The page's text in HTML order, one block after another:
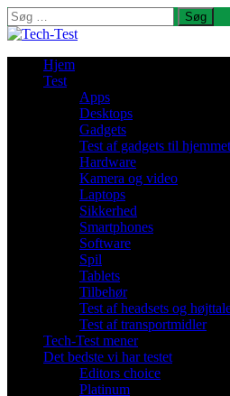
Søg
efter:
Hjem
Test
Apps
Desktops
Gadgets
Test af gadgets til
Hardware
Kamera og video
Laptops
Sikkerhed
Smartphones
Software
Spil
Tablets
Tilbehør
Test af headsets og
Test af transportmidler
Tech-Test mener
Det bedste vi har testet
Editors choice
Platinum